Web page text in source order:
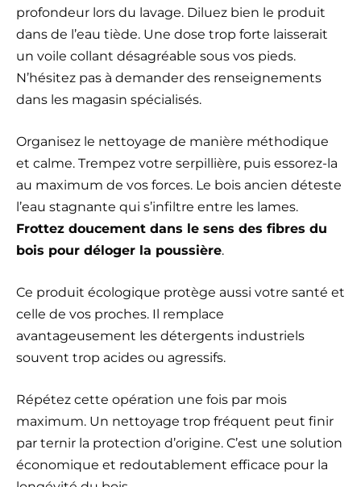
profondeur lors du lavage. Diluez bien le produit
dans de l’eau tiède. Une dose trop forte laisserait
un voile collant désagréable sous vos pieds.
N’hésitez pas à demander des renseignements
dans les magasin spécialisés.
Organisez le nettoyage de manière méthodique
et calme. Trempez votre serpillière, puis essorez-la
au maximum de vos forces. Le bois ancien déteste
l’eau stagnante qui s’infiltre entre les lames.
Frottez doucement dans le sens des fibres du
bois pour déloger la poussière.
Ce produit écologique protège aussi votre santé et
celle de vos proches. Il remplace
avantageusement les détergents industriels
souvent trop acides ou agressifs.
Répétez cette opération une fois par mois
maximum. Un nettoyage trop fréquent peut finir
par ternir la protection d’origine. C’est une solution
économique et redoutablement efficace pour la